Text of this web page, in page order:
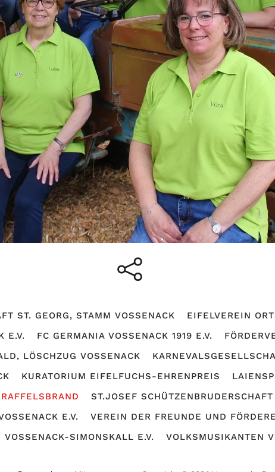
ST. GEORG, STAMM VOSSENACK
EIFELVEREIN
E.V.
FC GERMANIA VOSSENACK 1919 E.V.
LÖSCHZUG VOSSENACK
KURATORIUM EIFELFUCHS-EHRENPREIS
ST.JOSEF SCHÜTZENBRUDERSCHAFT
E.V.
VEREIN DER FREUNDE UND
VOSSENACK-SIMONSKALL E.V.
VOLKSMUSIKANTEN